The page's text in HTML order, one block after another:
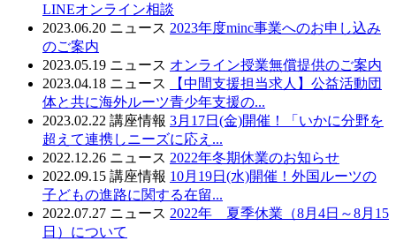
LINEオンライン相談
2023.06.20 ニュース 2023年度minc事業へのお申し込み
のご案内
2023.05.19 ニュース オンライン授業無償提供のご案内
2023.04.18 ニュース
【中間支援担当求人】公益活動団
体と共に海外ルーツ青少年支援の...
2023.02.22 講座情報 3月17日(金)開催！「いかに分野を
超えて連携しニーズに応え...
2022.12.26 ニュース 2022年冬期休業のお知らせ
2022.09.15 講座情報 10月19日(水)開催！外国ルーツの
子どもの進路に関する在留...
2022.07.27 ニュース 2022年 夏季休業（8月4日～8月15
日）について